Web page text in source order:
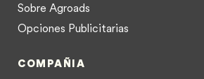
Sobre Agroads
Opciones Publicitarias
COMPAÑIA